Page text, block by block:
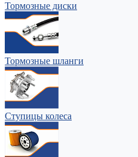
Тормозные диски
Тормозные шланги
Ступицы колеса